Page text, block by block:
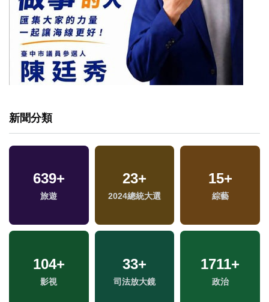
新聞分類
639+
旅遊
23+
2024總統大選
15+
綜藝
104+
影視
33+
司法放大鏡
1711+
政治